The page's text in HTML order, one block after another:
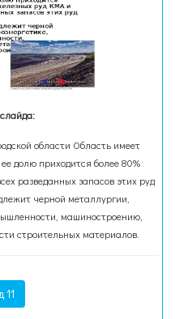
области Область имеет
долю приходится более 80%
разведанных запасов этих руд
черной металлургии,
машиностроению,
строительных материалов.
11